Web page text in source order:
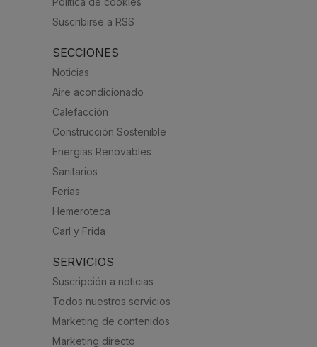
Suscribirse a RSS
SECCIONES
Noticias
Aire acondicionado
Calefacción
Construcción Sostenible
Energías Renovables
Sanitarios
Ferias
Hemeroteca
Carl y Frida
SERVICIOS
Suscripción a noticias
Todos nuestros servicios
Marketing de contenidos
Marketing directo